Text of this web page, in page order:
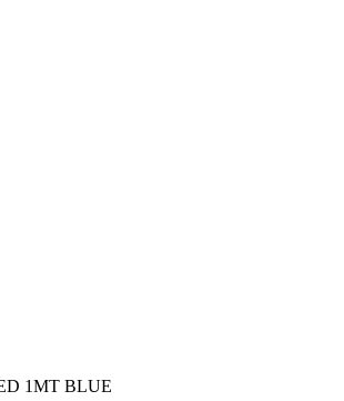
1MT BLUE